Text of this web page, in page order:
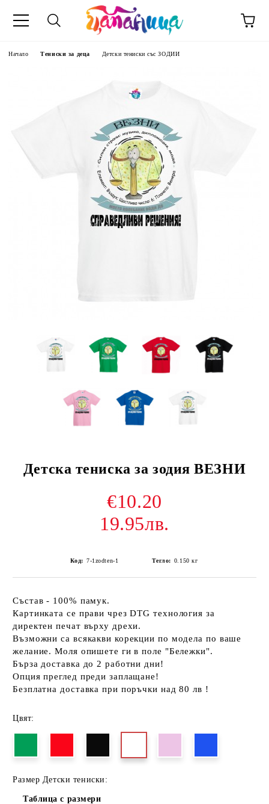
Начало Тениски за деца Детски тениски със ЗОДИИ
Детска тениска за зодия ВЕЗНИ
€10.20
19.95лв.
Код: 7-1zodten-1 Тегло: 0.150 кг
Състав - 100% памук.
Картинката се прави чрез DTG технология за
директен печат върху дрехи.
Възможни са всякакви корекции по модела по ваше
желание. Моля опишете ги в поле "Бележки".
Бърза доставка до 2 работни дни!
Опция преглед преди заплащане!
Безплатна доставка при поръчки над 80 лв !
Цвят:
Размер Детски тениски:
Таблица с размери